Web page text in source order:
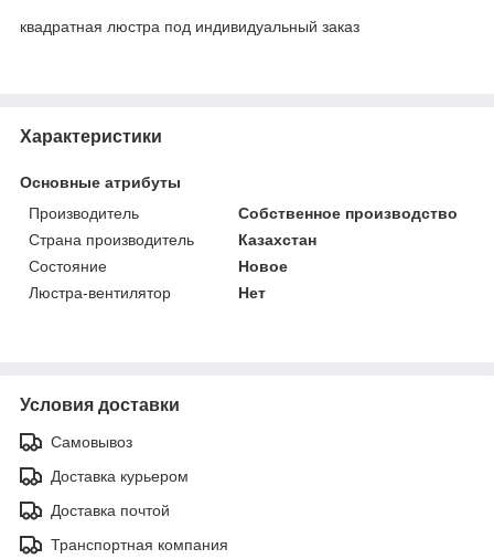
квадратная люстра под индивидуальный заказ
Характеристики
Основные атрибуты
Производитель
Собственное производство
Страна производитель
Казахстан
Состояние
Новое
Люстра-вентилятор
Нет
Условия доставки
Самовывоз
Доставка курьером
Доставка почтой
Транспортная компания